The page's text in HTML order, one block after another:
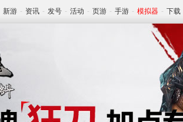
新游 - 资讯 - 发号 - 活动 - 页游 - 手游 - 模拟器 - 下载